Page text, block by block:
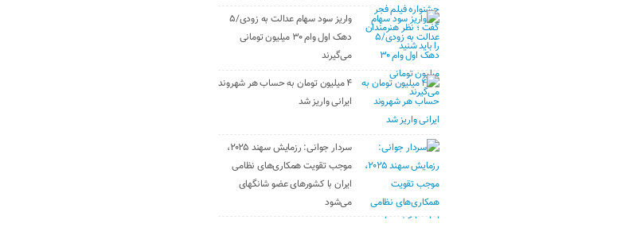
واریز سود سهام عدالت به زودی/۵
دهک اول وام ۳۰ میلیون تومانی
می‌گیرند
۴ میلیون تومان به حساب هر شهروند
ایرانی واریز شد
سردار جوانی: رزمایش سهند ۲۰۲۵،
موجب تقویت همکاری‌های نظامی
ایران با کشور‌های عضو شانگهای
می‌شود